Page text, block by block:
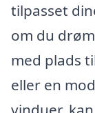
tilpasset
om du
med plads
eller en